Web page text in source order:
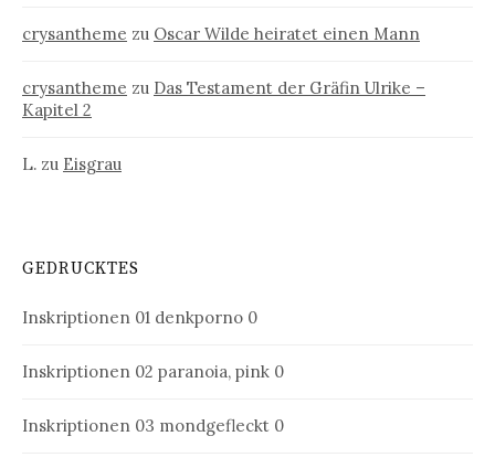
crysantheme zu Oscar Wilde heiratet einen Mann
crysantheme zu Das Testament der Gräfin Ulrike –
Kapitel 2
L. zu Eisgrau
GEDRUCKTES
Inskriptionen 01 denkporno 0
Inskriptionen 02 paranoia, pink 0
Inskriptionen 03 mondgefleckt 0